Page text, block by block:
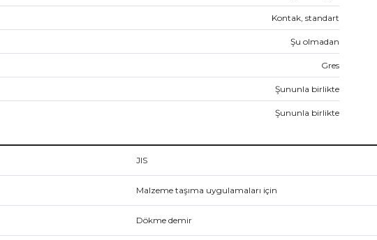
Kontak, standart
Şu olmadan
Gres
Şununla birlikte
Şununla birlikte
JIS
Malzeme taşıma uygulamaları için
Dökme demir